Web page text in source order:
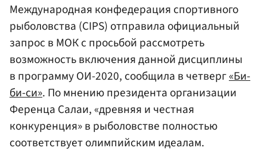
Международная конфедерация спортивного
рыболовства (CIPS) отправила официальный
запрос в МОК с просьбой рассмотреть
возможность включения данной дисциплины
в программу ОИ-2020, сообщила в четверг«Би-
би-си». По мнению президента организации
Ференца Салаи, «древняя и честная
конкуренция» в рыболовстве полностью
соответствует олимпийским идеалам.